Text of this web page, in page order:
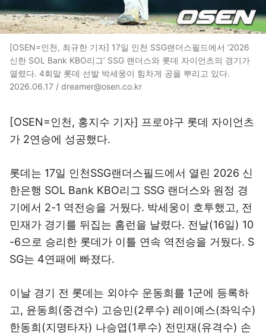
[OSEN=인천, 최규한 기자] 17일 인천 SSG랜더스필드에서 ‘2026
신한 SOL Bank KBO리그’ SSG 랜더스와 롯데 자이언츠의 경기가
열렸다. 4회말 롯데 선발 박세웅이 힘차게 공을 뿌리고 있다.
2026.06.17 / dreamer@osen.co.kr
[OSEN=인천, 홍지수 기자] 프로야구 롯데 자이언츠
가 2연승에 성공했다.
롯데는 17일 인천SSG랜더스필드에서 열린 2026 신
한은행 SOL Bank KBO리그 SSG 랜더스와 원정 경
기에서 2-1 역전승을 거뒀다. 박세웅이 호투했고, 전
민재가 경기를 뒤집는 홈런을 날렸다. 전날(16일) 10
-6으로 승리한 롯데가 이틀 연속 역전승을 거뒀다. S
SG는 4연패에 빠졌다.
이날 경기 전 롯데는 외야수 운동희를 1군에 등록하
고, 윤동희(중견수) 고승민(2루수) 레이예스(좌익수)
한동희(지명타자) 나승엽(1루수) 전민재(유격수) 손